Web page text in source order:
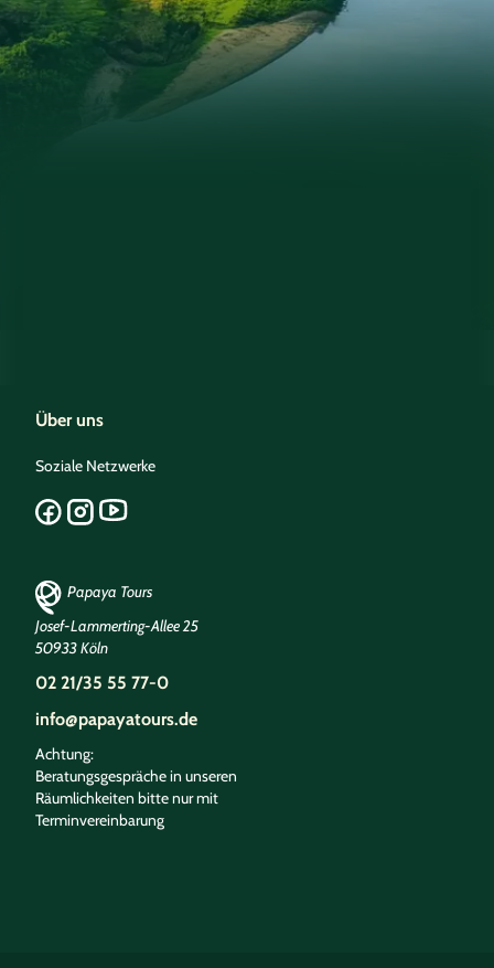
Über uns
Soziale Netzwerke
Papaya Tours
Josef-Lammerting-Allee 25
50933 Köln
02 21/35 55 77-0
info@papayatours.de
Achtung:
Beratungsgespräche in unseren
Räumlichkeiten bitte nur mit
Terminvereinbarung